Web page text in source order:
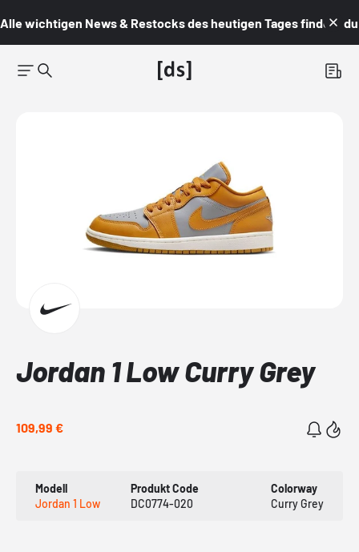
Alle wichtigen News & Restocks des heutigen Tages findest du
Jordan 1 Low Curry Grey
109,99 €
Modell
Jordan 1 Low
Produkt Code
DC0774-020
Colorway
Curry Grey